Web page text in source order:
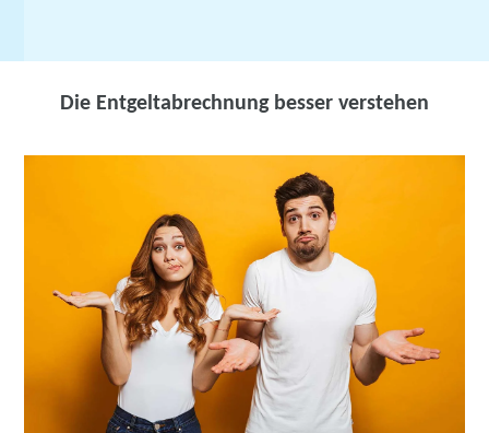
Die Entgeltabrechnung besser verstehen